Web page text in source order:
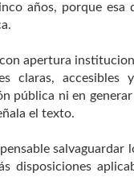
años, porque esa
apertura
claras, accesibles
pública ni en
el texto.
salvaguardar
disposiciones